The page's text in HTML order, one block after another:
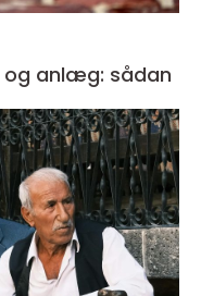
og anlæg: sådan